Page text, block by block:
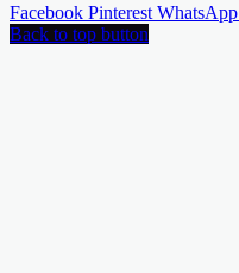
Facebook Pinterest WhatsApp
Back to top button